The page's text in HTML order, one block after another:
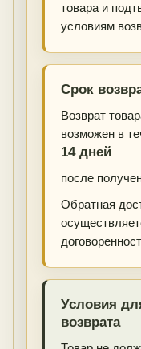
товара и
условиям
Срок
Возврат
возможен в
14 дней
после
Обратная
Условия
возврата